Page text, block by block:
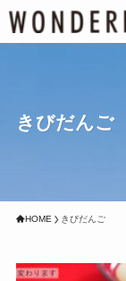
きびだんご
HOME きびだんご